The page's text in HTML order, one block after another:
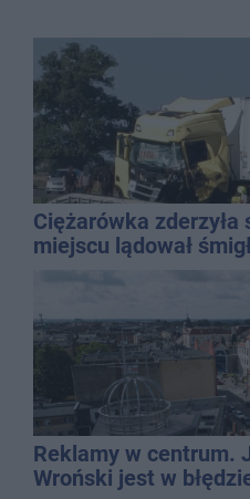
Ciężarówka
miejscu lądował
Reklamy w centrum.
Wroński jest w